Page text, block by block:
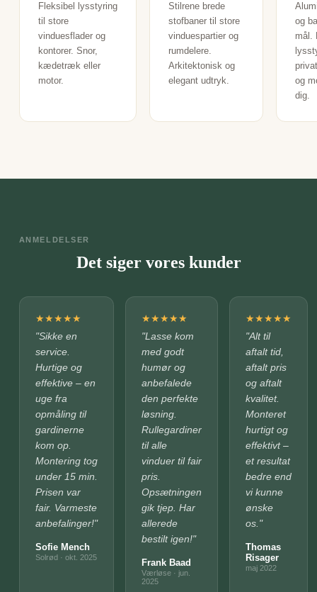
Fleksibel lysstyring
til store
vinduesflader og
kontorer. Snor,
kædetræk eller
motor.
Stilrene brede
stofbaner til store
vinduespartier og
rumdelere.
Arkitektonisk og
elegant udtryk.
og
mål.
og
dig.
ANMELDELSER
Det siger vores kunder
★★★★★
"Sikke en
service.
Hurtige og
effektive – en
uge fra
opmåling til
gardinerne
kom op.
Montering tog
under 15 min.
Prisen var
fair. Varmeste
anbefalinger!"
Sofie Mench
Solrød · okt. 2025
★★★★★
"Lasse kom
med godt
humør og
anbefalede
den perfekte
løsning.
Rullegardiner
til alle
vinduer til fair
pris.
Opsætningen
gik tjep. Har
allerede
bestilt igen!"
Frank Baad
Værløse · jun.
2025
★★★★★
"Alt til
aftalt tid,
aftalt pris
og aftalt
kvalitet.
Monteret
hurtigt og
effektivt –
et resultat
bedre end
vi kunne
ønske
os."
Thomas
Risager
maj 2022